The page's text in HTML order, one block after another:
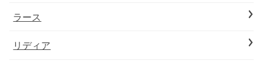
ラース
リディア